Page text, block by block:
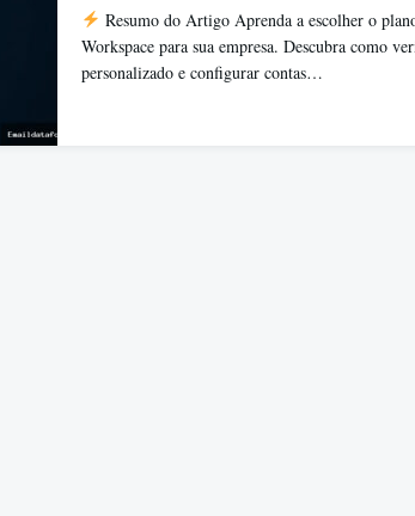
Resumo do Artigo Aprenda a escolher o
Workspace para sua empresa. Descubra como
personalizado e configurar contas…